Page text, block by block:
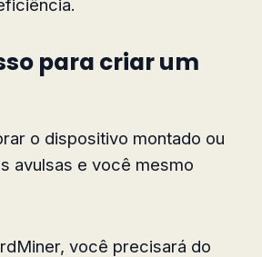
para criar um
o dispositivo montado ou
avulsas e você mesmo
você precisará do